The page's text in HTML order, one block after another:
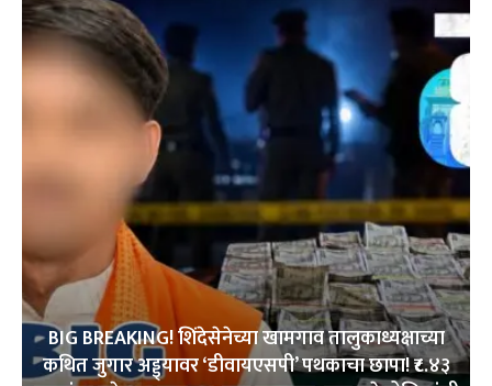
BIG BREAKING! शिंदेसेनेच्या खामगाव तालुकाध्यक्षाच्या
कथित जुगार अड्ड्यावर ‘डीवायएसपी’ पथकाचा छापा! ₹८.४३